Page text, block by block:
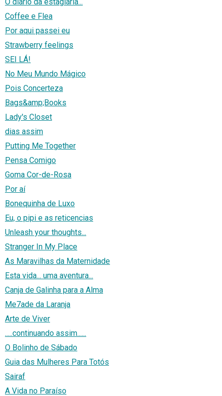
Coffee e Flea
Por aqui passei eu
Strawberry feelings
SEI LÁ!
No Meu Mundo Mágico
Pois Concerteza
Bags&amp;Books
Lady's Closet
dias assim
Putting Me Together
Pensa Comigo
Goma Cor-de-Rosa
Por aí
Bonequinha de Luxo
Eu, o pipi e as reticencias
Unleash your thoughts...
Stranger In My Place
As Maravilhas da Maternidade
Esta vida... uma aventura...
Canja de Galinha para a Alma
Me7ade da Laranja
Arte de Viver
.....continuando assim......
O Bolinho de Sábado
Guia das Mulheres Para Totós
Sairaf
A Vida no Paraíso